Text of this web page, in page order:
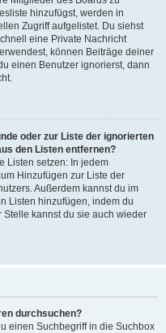
hinzufügst, werden in
Zugriff aufgelistet. Du siehst
eine Private Nachricht
können Beiträge deiner
einen Benutzer ignorierst, dann
oder zur Liste der ignorierten
den Listen entfernen?
Listen setzen: In jedem
Hinzufügen zur Liste der
Außerdem kannst du im
Listen hinzufügen, indem du
kannst du sie auch wieder
durchsuchen?
einen Suchbegriff in die Suchbox